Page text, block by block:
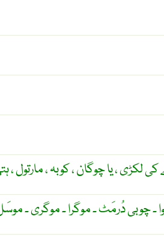
لکڑی ، یا چوگان ، کوبہ ، مارتول ،
۔ چوبی دُرمَٹ ۔ موگرا ۔ موگری ۔